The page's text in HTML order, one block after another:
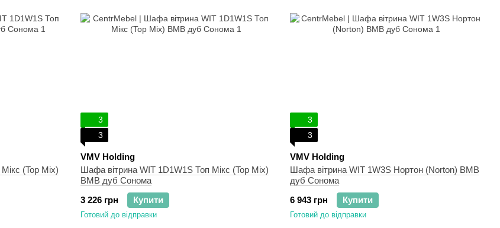
(Top Mix)
3
3
VMV Holding
Шафа вітрина WIT 1D1W1S Топ Мікс (Top Mix)
ВМВ дуб Сонома
3 226 грн
Купити
Готовий до відправки
3
3
VMV Holding
Шафа вітрина WIT 1W3S Нортон (Norton) ВМВ
дуб Сонома
6 943 грн
Купити
Готовий до відправки